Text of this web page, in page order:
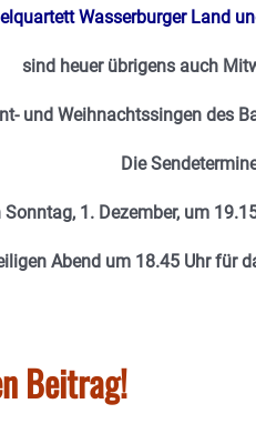
Wasserburger Land
sind heuer übrigens auch
und Weihnachtssingen des
Die
1. Dezember, um
Abend um 18.45 Uhr für
Beitrag!